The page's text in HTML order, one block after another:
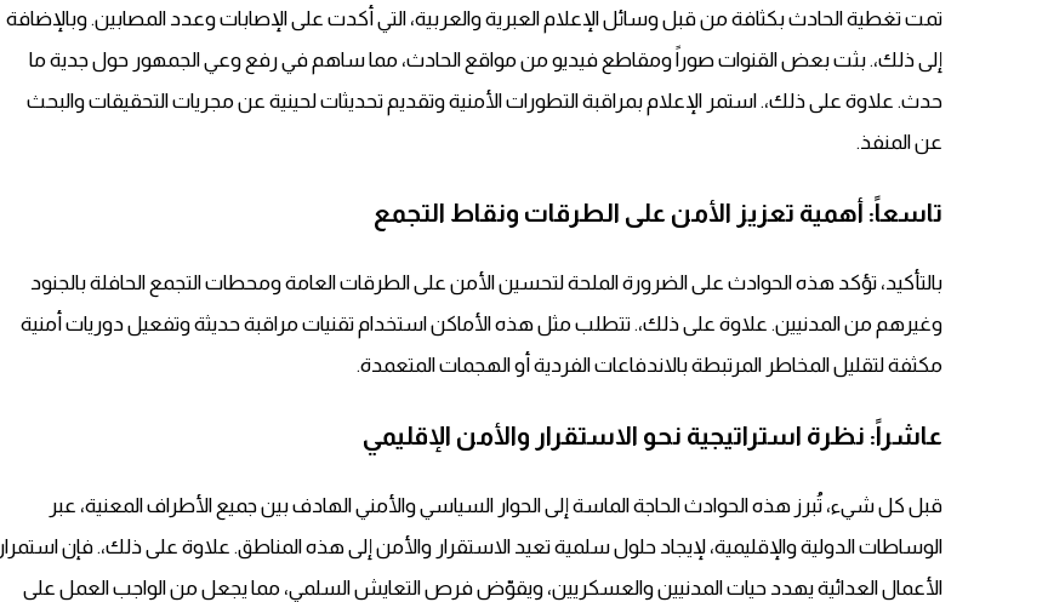
تمت تغطية الحادث بكثافة من قبل وسائل الإعلام العبرية والعربية، التي أكدت على الإصابات وعدد المصابين. وبالإضافة
إلى ذلك،. بثت بعض القنوات صوراً ومقاطع فيديو من مواقع الحادث، مما ساهم في رفع وعي الجمهور حول جدية ما
حدث. علاوة على ذلك،. استمر الإعلام بمراقبة التطورات الأمنية وتقديم تحديثات لحينية عن مجريات التحقيقات والبحث
عن المنفذ.
تاسعاً: أهمية تعزيز الأمن على الطرقات ونقاط التجمع
بالتأكيد، تؤكد هذه الحوادث على الضرورة الملحة لتحسين الأمن على الطرقات العامة ومحطات التجمع الحافلة بالجنود
وغيرهم من المدنيين. علاوة على ذلك،. تتطلب مثل هذه الأماكن استخدام تقنيات مراقبة حديثة وتفعيل دوريات أمنية
مكثفة لتقليل المخاطر المرتبطة بالاندفاعات الفردية أو الهجمات المتعمدة.
عاشراً: نظرة استراتيجية نحو الاستقرار والأمن الإقليمي
قبل كل شيء، تُبرز هذه الحوادث الحاجة الماسة إلى الحوار السياسي والأمني الهادف بين جميع الأطراف المعنية، عبر
الوساطات الدولية والإقليمية، لإيجاد حلول سلمية تعيد الاستقرار والأمن إلى هذه المناطق. علاوة على ذلك،. فإن استمرار
الأعمال العدائية يهدد حيات المدنيين والعسكريين، ويقوّض فرص التعايش السلمي، مما يجعل من الواجب العمل على